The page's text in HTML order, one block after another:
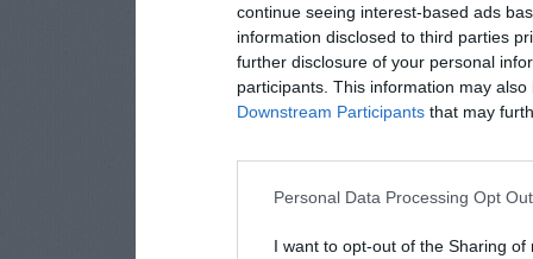
continue seeing interest-based ads
information disclosed to third parties
further disclosure of your personal
participants. This information may
Downstream Participants that may
Personal Data Processing Opt
I want to opt-out of the Sharing of